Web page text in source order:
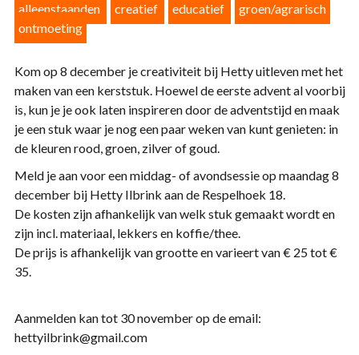
alleenstaanden creatief educatief
groen/agrarisch
ontmoeting
Kom op 8 december je creativiteit bij Hetty uitleven met het
maken van een kerststuk. Hoewel de eerste advent al voorbij
is, kun je je ook laten inspireren door de adventstijd en maak
je een stuk waar je nog een paar weken van kunt genieten: in
de kleuren rood, groen, zilver of goud.
Meld je aan voor een middag- of avondsessie op maandag 8
december bij Hetty Ilbrink aan de Respelhoek 18.
De kosten zijn afhankelijk van welk stuk gemaakt wordt en
zijn incl. materiaal, lekkers en koffie/thee.
De prijs is afhankelijk van grootte en varieert van € 25 tot €
35.
Aanmelden kan tot 30 november op de email:
hettyilbrink@gmail.com